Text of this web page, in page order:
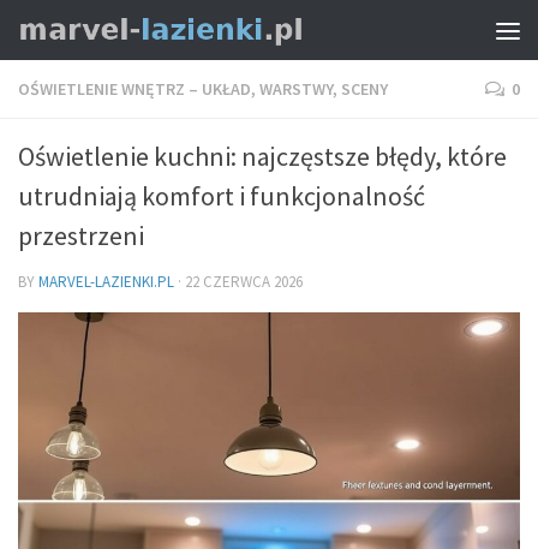
OŚWIETLENIE WNĘTRZ – UKŁAD, WARSTWY, SCENY 0
Oświetlenie kuchni: najczęstsze błędy, które
utrudniają komfort i funkcjonalność
przestrzeni
BYMARVEL-LAZIENKI.PL · 22 CZERWCA 2026